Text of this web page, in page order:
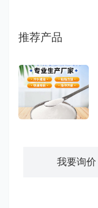
煤、建材、金属
推荐产品
我要询价